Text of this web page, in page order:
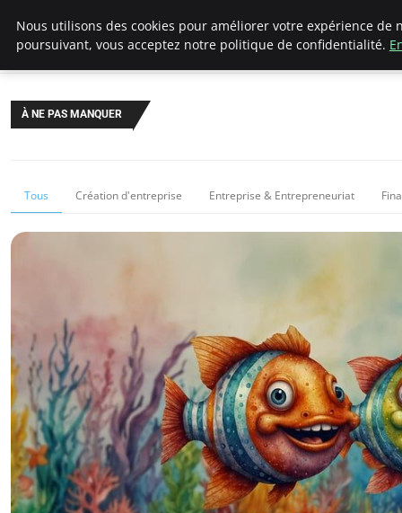
LECFCM
À NE PAS MANQUER
Tous Création d'entreprise Entreprise & Entrepreneuriat
Nous utilisons des cookies pour améliorer votre expérience de
poursuivant, vous acceptez notre politique de confidentialité.